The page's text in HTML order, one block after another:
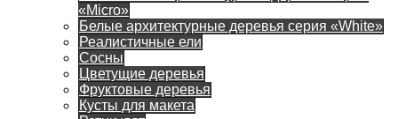
«Micro»
Белые архитектурные деревья серия «White»
Реалистичные ели
Сосны
Цветущие деревья
Фруктовые деревья
Кусты для макета